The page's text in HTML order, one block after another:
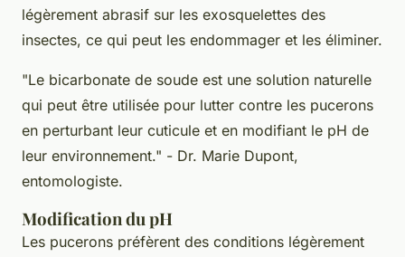
légèrement abrasif sur les exosquelettes des
insectes, ce qui peut les endommager et les éliminer.
"Le bicarbonate de soude est une solution naturelle
qui peut être utilisée pour lutter contre les pucerons
en perturbant leur cuticule et en modifiant le pH de
leur environnement." - Dr. Marie Dupont,
entomologiste.
Modification du pH
Les pucerons préfèrent des conditions légèrement